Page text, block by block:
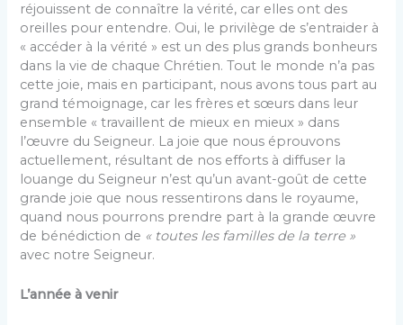
réjouissent de connaître la vérité, car elles ont des
oreilles pour entendre. Oui, le privilège de s’entraider à
« accéder à la vérité » est un des plus grands bonheurs
dans la vie de chaque Chrétien. Tout le monde n’a pas
cette joie, mais en participant, nous avons tous part au
grand témoignage, car les frères et sœurs dans leur
ensemble « travaillent de mieux en mieux » dans
l’œuvre du Seigneur. La joie que nous éprouvons
actuellement, résultant de nos efforts à diffuser la
louange du Seigneur n’est qu’un avant-goût de cette
grande joie que nous ressentirons dans le royaume,
quand nous pourrons prendre part à la grande œuvre
de bénédiction de « toutes les familles de la terre »
avec notre Seigneur.
L’année à venir